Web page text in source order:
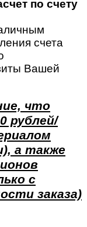
по счету
счета
Вашей
что
рублей/
а также
с
заказа)